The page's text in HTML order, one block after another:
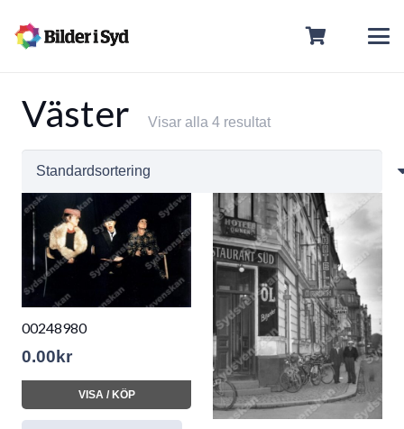
Väster Visar alla 4 resultat
00248980
0.00kr
VISA / KÖP